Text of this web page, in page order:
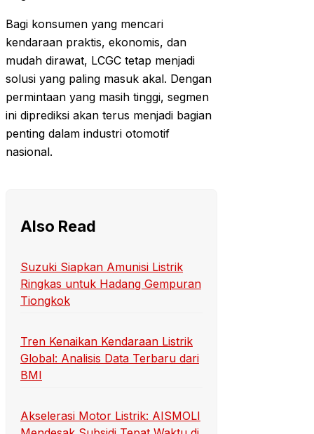
Bagi konsumen yang mencari
kendaraan praktis, ekonomis, dan
mudah dirawat, LCGC tetap menjadi
solusi yang paling masuk akal. Dengan
permintaan yang masih tinggi, segmen
ini diprediksi akan terus menjadi bagian
penting dalam industri otomotif
nasional.
Also Read
Suzuki Siapkan Amunisi Listrik
Ringkas untuk Hadang Gempuran
Tiongkok
Tren Kenaikan Kendaraan Listrik
Global: Analisis Data Terbaru dari
BMI
Akselerasi Motor Listrik: AISMOLI